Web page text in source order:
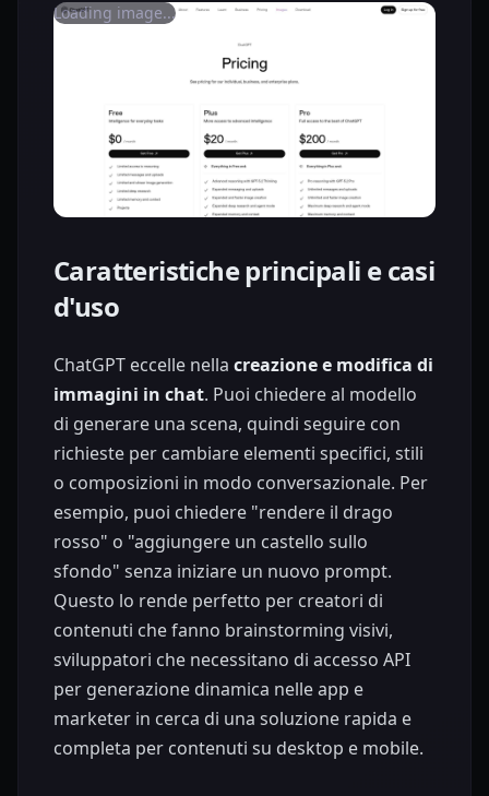
Loading image...
Caratteristiche principali e casi
d'uso
ChatGPT eccelle nella creazione e modifica di
immagini in chat. Puoi chiedere al modello
di generare una scena, quindi seguire con
richieste per cambiare elementi specifici, stili
o composizioni in modo conversazionale. Per
esempio, puoi chiedere "rendere il drago
rosso" o "aggiungere un castello sullo
sfondo" senza iniziare un nuovo prompt.
Questo lo rende perfetto per creatori di
contenuti che fanno brainstorming visivi,
sviluppatori che necessitano di accesso API
per generazione dinamica nelle app e
marketer in cerca di una soluzione rapida e
completa per contenuti su desktop e mobile.